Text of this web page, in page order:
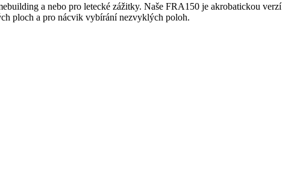
a nebo pro letecké zážitky. Naše FRA150 je akrobatickou verzí
ploch a pro nácvik vybírání nezvyklých poloh.